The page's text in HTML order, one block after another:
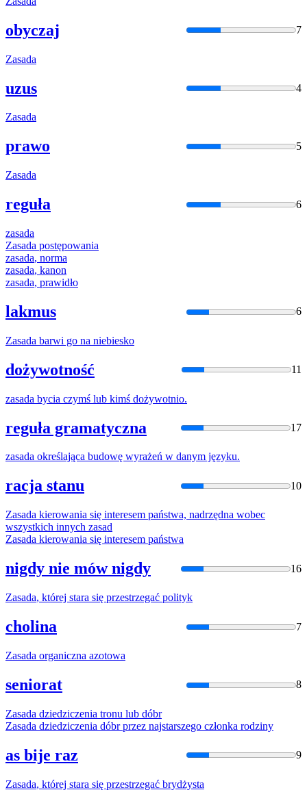
obyczaj 7
Zasada
uzus 4
Zasada
prawo 5
Zasada
reguła 6
zasada
Zasada postępowania
zasada, norma
zasada, kanon
zasada, prawidło
lakmus 6
Zasada barwi go na niebiesko
dożywotność 11
zasada bycia czymś lub kimś dożywotnio.
reguła gramatyczna 17
zasada określająca budowę wyrażeń w danym języku.
racja stanu 10
Zasada kierowania się interesem państwa, nadrzędna wobec
wszystkich innych zasad
Zasada kierowania się interesem państwa
nigdy nie mów nigdy 16
Zasada, której stara się przestrzegać polityk
cholina 7
Zasada organiczna azotowa
seniorat 8
Zasada dziedziczenia tronu lub dóbr
Zasada dziedziczenia dóbr przez najstarszego członka rodziny
as bije raz 9
Zasada, której stara się przestrzegać brydżysta